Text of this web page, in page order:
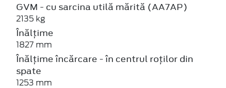
GVM - cu sarcina utilă mărită (AA7AP)
2135 kg
Înălțime
1827 mm
Înălțime încărcare - în centrul roților din
spate
1253 mm